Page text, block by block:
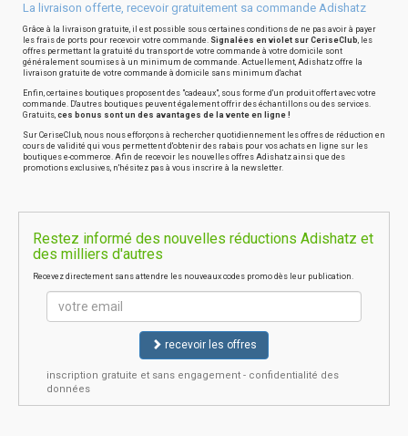
La livraison offerte, recevoir gratuitement sa commande Adishatz
Grâce à la livraison gratuite, il est possible sous certaines conditions de ne pas avoir à payer
les frais de ports pour recevoir votre commande. Signalées en violet sur CeriseClub, les
offres permettant la gratuité du transport de votre commande à votre domicile sont
généralement soumises à un minimum de commande. Actuellement, Adishatz offre la
livraison gratuite de votre commande à domicile sans minimum d'achat
Enfin, certaines boutiques proposent des "cadeaux", sous forme d'un produit offert avec votre
commande. D'autres boutiques peuvent également offrir des échantillons ou des services.
Gratuits, ces bonus sont un des avantages de la vente en ligne !
Sur CeriseClub, nous nous efforçons à rechercher quotidiennement les offres de réduction en
cours de validité qui vous permettent d'obtenir des rabais pour vos achats en ligne sur les
boutiques e-commerce. Afin de recevoir les nouvelles offres Adishatz ainsi que des
promotions exclusives, n'hésitez pas à vous inscrire à la newsletter.
Restez informé des nouvelles réductions Adishatz et
des milliers d'autres
Recevez directement sans attendre les nouveaux codes promo dès leur publication.
recevoir les offres
inscription gratuite et sans engagement - confidentialité des
données